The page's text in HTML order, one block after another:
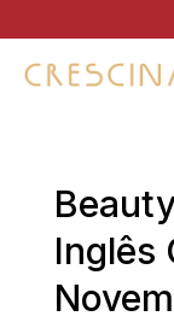
Inglês